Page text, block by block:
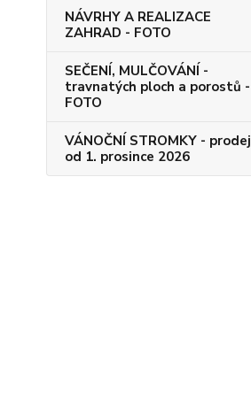
NÁVRHY A REALIZACE
ZAHRAD - FOTO
SEČENÍ, MULČOVÁNÍ -
travnatých ploch a porostů -
FOTO
VÁNOČNÍ STROMKY - prodej
od 1. prosince 2026